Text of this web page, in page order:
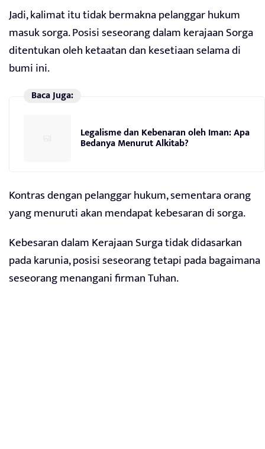
Jadi, kalimat itu tidak bermakna pelanggar hukum
masuk sorga. Posisi seseorang dalam kerajaan Sorga
ditentukan oleh ketaatan dan kesetiaan selama di
bumi ini.
Baca Juga:
Legalisme dan Kebenaran oleh Iman: Apa
Bedanya Menurut Alkitab?
Kontras dengan pelanggar hukum, sementara orang
yang menuruti akan mendapat kebesaran di sorga.
Kebesaran dalam Kerajaan Surga tidak didasarkan
pada karunia, posisi seseorang tetapi pada bagaimana
seseorang menangani firman Tuhan.